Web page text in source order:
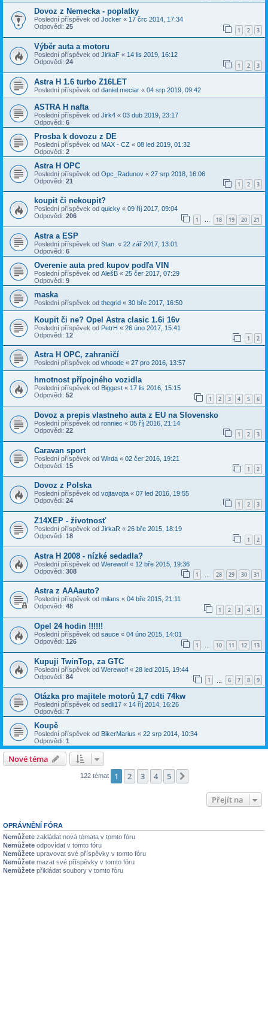
Dovoz z Nemecka - poplatky
Poslední příspěvek od Jocker « 17 črc 2014, 17:34
Odpovědi: 25 1 2 3
Výběr auta a motoru
Poslední příspěvek od JirkaF « 14 lis 2019, 16:12
Odpovědi: 24 1 2 3
Astra H 1.6 turbo Z16LET
Poslední příspěvek od daniel.meciar « 04 srp 2019, 09:42
ASTRA H nafta
Poslední příspěvek od Jirk4 « 03 dub 2019, 23:17
Odpovědi: 6
Prosba k dovozu z DE
Poslední příspěvek od MAX - CZ « 08 led 2019, 01:32
Odpovědi: 2
Astra H OPC
Poslední příspěvek od Opc_Radunov « 27 srp 2018, 16:06
Odpovědi: 21 1 2 3
koupit či nekoupit?
Poslední příspěvek od quicky « 09 říj 2017, 09:04
Odpovědi: 206 1 … 18 19 20 21
Astra a ESP
Poslední příspěvek od Stan. « 22 zář 2017, 13:01
Odpovědi: 6
Overenie auta pred kupov podľa VIN
Poslední příspěvek od AlešB « 25 čer 2017, 07:29
Odpovědi: 9
maska
Poslední příspěvek od thegrid « 30 bře 2017, 16:50
Koupit či ne? Opel Astra clasic 1.6i 16v
Poslední příspěvek od PetrH « 26 úno 2017, 15:41
Odpovědi: 12 1 2
Astra H OPC, zahraničí
Poslední příspěvek od whoode « 27 pro 2016, 13:57
hmotnost přípojného vozidla
Poslední příspěvek od Biggest « 17 lis 2016, 15:15
Odpovědi: 52 1 2 3 4 5 6
Dovoz a prepis vlastneho auta z EU na Slovensko
Poslední příspěvek od ronniec « 05 říj 2016, 21:14
Odpovědi: 22 1 2 3
Caravan sport
Poslední příspěvek od Wirda « 02 čer 2016, 19:21
Odpovědi: 15 1 2
Dovoz z Polska
Poslední příspěvek od vojtavojta « 07 led 2016, 19:55
Odpovědi: 24 1 2 3
Z14XEP - životnosť
Poslední příspěvek od JirkaR « 26 bře 2015, 18:19
Odpovědi: 18 1 2
Astra H 2008 - nízké sedadla?
Poslední příspěvek od Werewolf « 12 bře 2015, 19:36
Odpovědi: 308 1 28 29 30 31
Astra z AAAauto?
Poslední příspěvek od milans « 04 bře 2015, 21:11
Odpovědi: 48 1 2 3 4 5
Opel 24 hodin !!!!!!
Poslední příspěvek od sauce « 04 úno 2015, 14:01
Odpovědi: 126 1 … 10 11 12 13
Kupuji TwinTop, za GTC
Poslední příspěvek od Werewolf « 28 led 2015, 19:44
Odpovědi: 84 1 6 7 8 9
Otázka pro majitele motorů 1,7 cdti 74kw
Poslední příspěvek od sedli17 « 14 říj 2014, 16:26
Odpovědi: 7
Koupě
Poslední příspěvek od BikerMarius « 22 srp 2014, 10:34
Odpovědi: 1
Nové téma
122 témat 1 2 3 4 5
Přejít na
OPRÁVNĚNÍ FÓRA
Nemůžete zakládat nová témata v tomto fóru
Nemůžete odpovídat v tomto fóru
Nemůžete upravovat své příspěvky v tomto fóru
Nemůžete mazat své příspěvky v tomto fóru
Nemůžete přikládat soubory v tomto fóru